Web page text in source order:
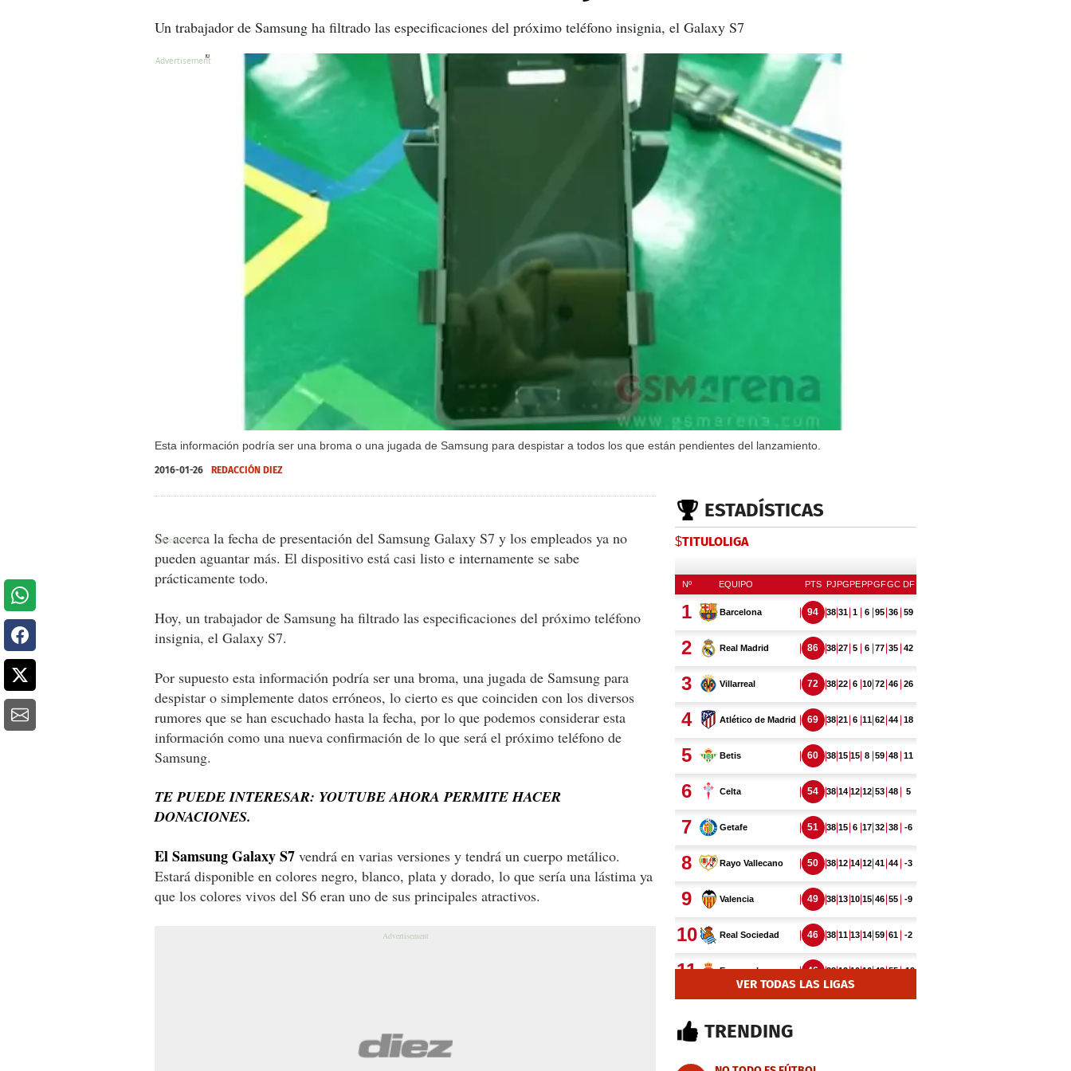
Un trabajador de Samsung ha filtrado las especificaciones del próximo teléfono insignia, el Galaxy S7
Esta información podría ser una broma o una jugada de Samsung para despistar a todos los que están pendientes del lanzamiento.
X
X
2016-01-26 REDACCIÓN DIEZ
Se acerca la fecha de presentación del Samsung Galaxy S7 y los empleados ya no
pueden aguantar más. El dispositivo está casi listo e internamente se sabe
prácticamente todo.
Hoy, un trabajador de Samsung ha filtrado las especificaciones del próximo teléfono
insignia, el Galaxy S7.
Por supuesto esta información podría ser una broma, una jugada de Samsung para
despistar o simplemente datos erróneos, lo cierto es que coinciden con los diversos
rumores que se han escuchado hasta la fecha, por lo que podemos considerar esta
información como una nueva confirmación de lo que será el próximo teléfono de
Samsung.
TE PUEDE INTERESAR: YOUTUBE AHORA PERMITE HACER
DONACIONES.
El Samsung Galaxy S7 vendrá en varias versiones y tendrá un cuerpo metálico.
Estará disponible en colores negro, blanco, plata y dorado, lo que sería una lástima ya
que los colores vivos del S6 eran uno de sus principales atractivos.
ESTADÍSTICAS
$TITULOLIGA
VER TODAS LAS LIGAS
TRENDING